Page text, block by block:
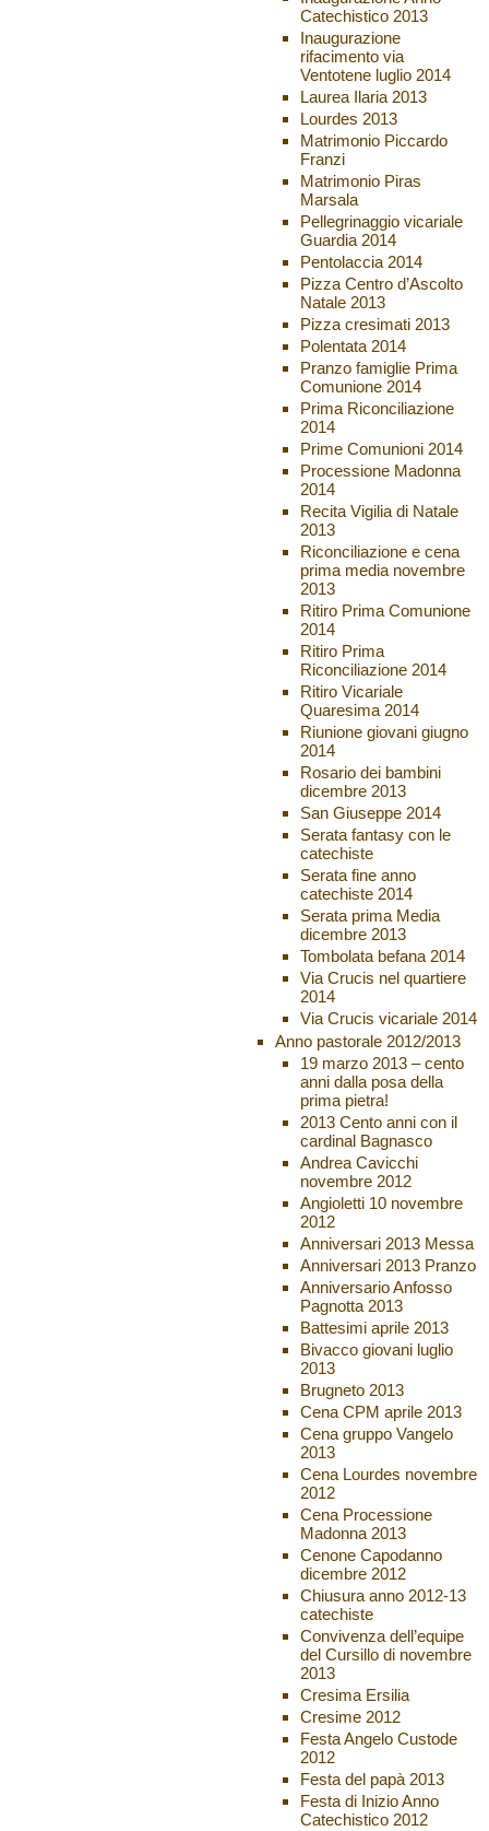
Catechistico 2013
Inaugurazione
rifacimento via
Ventotene luglio 2014
Laurea Ilaria 2013
Lourdes 2013
Matrimonio Piccardo
Franzi
Matrimonio Piras
Marsala
Pellegrinaggio vicariale
Guardia 2014
Pentolaccia 2014
Pizza Centro d’Ascolto
Natale 2013
Pizza cresimati 2013
Polentata 2014
Pranzo famiglie Prima
Comunione 2014
Prima Riconciliazione
2014
Prime Comunioni 2014
Processione Madonna
2014
Recita Vigilia di Natale
2013
Riconciliazione e cena
prima media novembre
2013
Ritiro Prima Comunione
2014
Ritiro Prima
Riconciliazione 2014
Ritiro Vicariale
Quaresima 2014
Riunione giovani giugno
2014
Rosario dei bambini
dicembre 2013
San Giuseppe 2014
Serata fantasy con le
catechiste
Serata fine anno
catechiste 2014
Serata prima Media
dicembre 2013
Tombolata befana 2014
Via Crucis nel quartiere
2014
Via Crucis vicariale 2014
Anno pastorale 2012/2013
19 marzo 2013 – cento
anni dalla posa della
prima pietra!
2013 Cento anni con il
cardinal Bagnasco
Andrea Cavicchi
novembre 2012
Angioletti 10 novembre
2012
Anniversari 2013 Messa
Anniversari 2013 Pranzo
Anniversario Anfosso
Pagnotta 2013
Battesimi aprile 2013
Bivacco giovani luglio
2013
Brugneto 2013
Cena CPM aprile 2013
Cena gruppo Vangelo
2013
Cena Lourdes novembre
2012
Cena Processione
Madonna 2013
Cenone Capodanno
dicembre 2012
Chiusura anno 2012-13
catechiste
Convivenza dell’equipe
del Cursillo di novembre
2013
Cresima Ersilia
Cresime 2012
Festa Angelo Custode
2012
Festa del papà 2013
Festa di Inizio Anno
Catechistico 2012